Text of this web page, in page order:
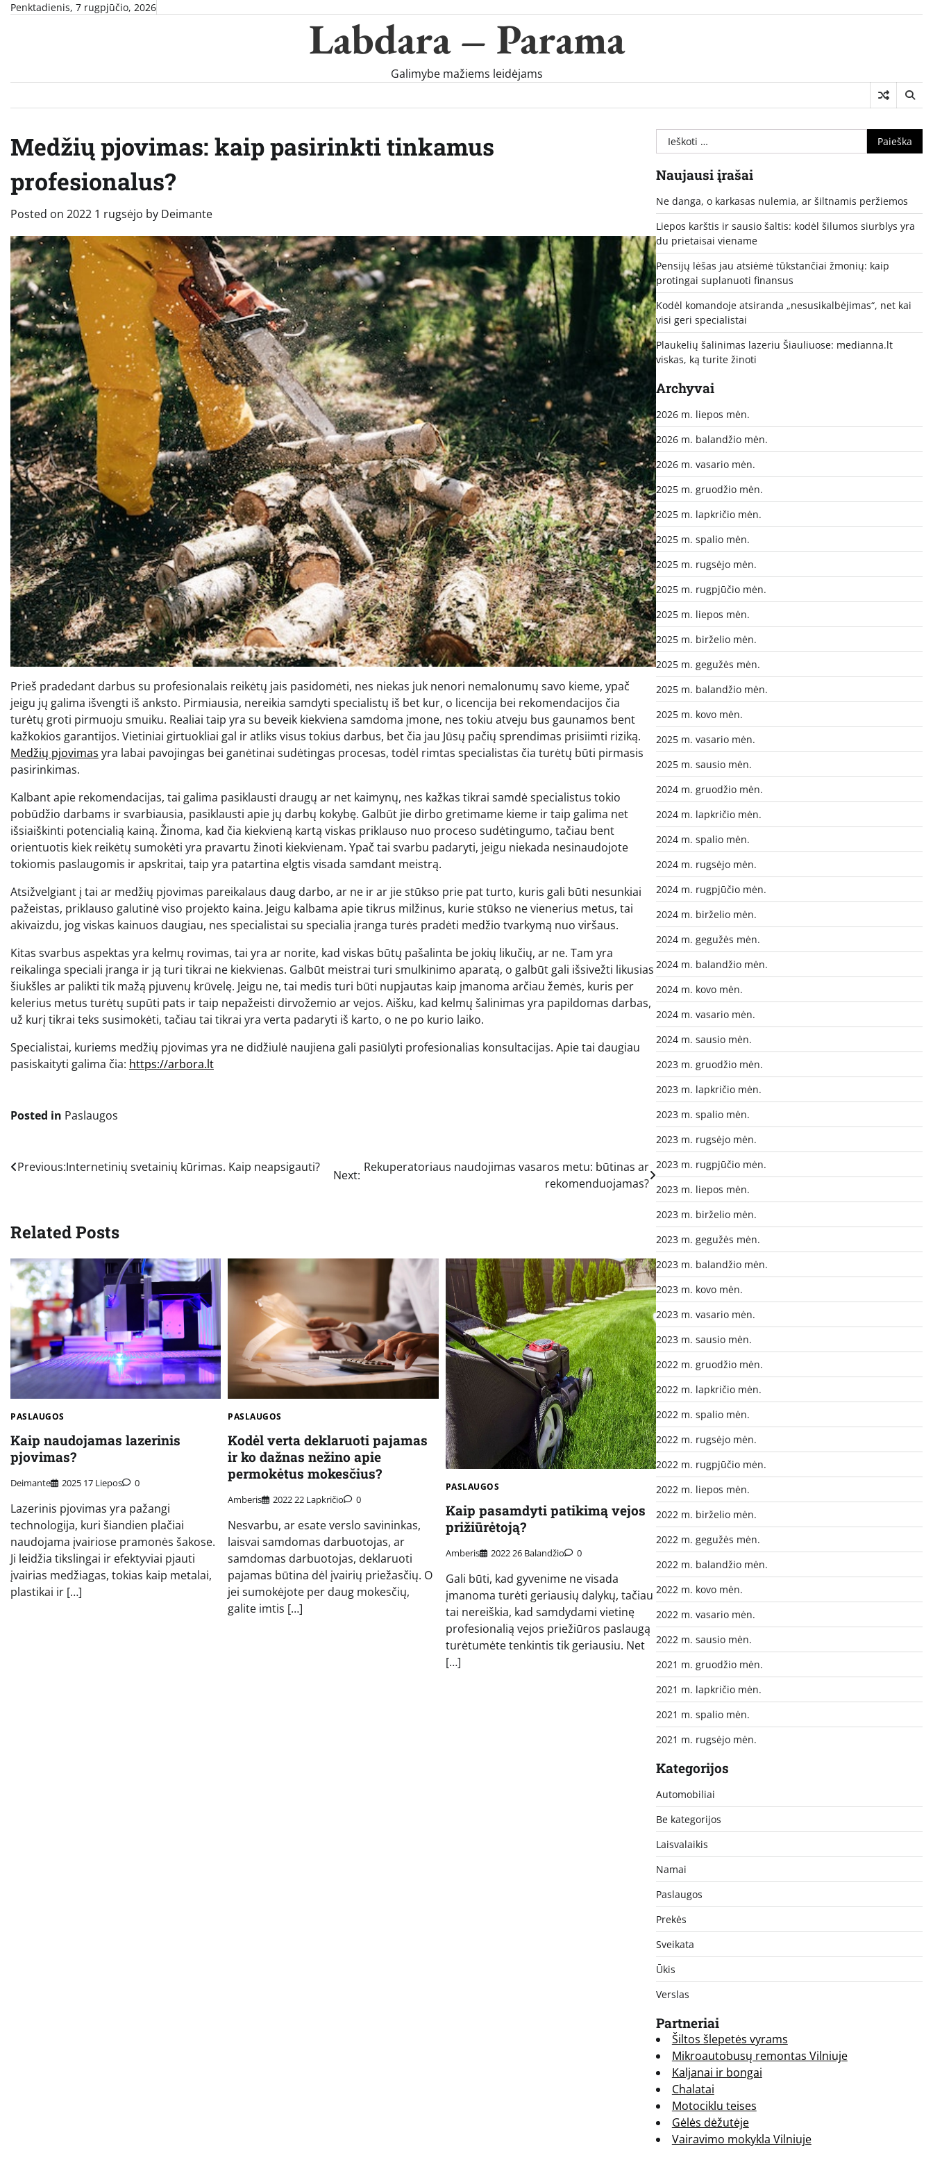
SkipPenktadienis, 7 rugpjūčio, 2026
Labdara – Parama
Galimybe mažiems leidėjams
Medžių pjovimas: kaip pasirinkti tinkamus
profesionalus?
Posted on 2022 1 rugsėjo by Deimante
Prieš pradedant darbus su profesionalais reikėtų jais pasidomėti, nes niekas juk nenori nemalonumų savo kieme, ypač
jeigu jų galima išvengti iš anksto. Pirmiausia, nereikia samdyti specialistų iš bet kur, o licencija bei rekomendacijos čia
turėtų groti pirmuoju smuiku. Realiai taip yra su beveik kiekviena samdoma įmone, nes tokiu atveju bus gaunamos bent
kažkokios garantijos. Vietiniai girtuokliai gal ir atliks visus tokius darbus, bet čia jau Jūsų pačių sprendimas prisiimti riziką.
Medžių pjovimas yra labai pavojingas bei ganėtinai sudėtingas procesas, todėl rimtas specialistas čia turėtų būti pirmasis
pasirinkimas.
Kalbant apie rekomendacijas, tai galima pasiklausti draugų ar net kaimynų, nes kažkas tikrai samdė specialistus tokio
pobūdžio darbams ir svarbiausia, pasiklausti apie jų darbų kokybę. Galbūt jie dirbo gretimame kieme ir taip galima net
išsiaiškinti potencialią kainą. Žinoma, kad čia kiekvieną kartą viskas priklauso nuo proceso sudėtingumo, tačiau bent
orientuotis kiek reikėtų sumokėti yra pravartu žinoti kiekvienam. Ypač tai svarbu padaryti, jeigu niekada nesinaudojote
tokiomis paslaugomis ir apskritai, taip yra patartina elgtis visada samdant meistrą.
Atsižvelgiant į tai ar medžių pjovimas pareikalaus daug darbo, ar ne ir ar jie stūkso prie pat turto, kuris gali būti nesunkiai
pažeistas, priklauso galutinė viso projekto kaina. Jeigu kalbama apie tikrus milžinus, kurie stūkso ne vienerius metus, tai
akivaizdu, jog viskas kainuos daugiau, nes specialistai su specialia įranga turės pradėti medžio tvarkymą nuo viršaus.
Kitas svarbus aspektas yra kelmų rovimas, tai yra ar norite, kad viskas būtų pašalinta be jokių likučių, ar ne. Tam yra
reikalinga speciali įranga ir ją turi tikrai ne kiekvienas. Galbūt meistrai turi smulkinimo aparatą, o galbūt gali išsivežti likusias
šiukšles ar palikti tik mažą pjuvenų krūvelę. Jeigu ne, tai medis turi būti nupjautas kaip įmanoma arčiau žemės, kuris per
kelerius metus turėtų supūti pats ir taip nepažeisti dirvožemio ar vejos. Aišku, kad kelmų šalinimas yra papildomas darbas,
už kurį tikrai teks susimokėti, tačiau tai tikrai yra verta padaryti iš karto, o ne po kurio laiko.
Specialistai, kuriems medžių pjovimas yra ne didžiulė naujiena gali pasiūlyti profesionalias konsultacijas. Apie tai daugiau
pasiskaityti galima čia: https://arbora.lt
Posted in Paslaugos
Navigacija
įrašų
Previous:Internetinių svetainių kūrimas. Kaip neapsigauti?
Next:
Rekuperatoriaus naudojimas vasaros metu: būtinas ar
rekomenduojamas?
Related Posts
PASLAUGOS
Kaip naudojamas lazerinis
pjovimas?
Deimante 2025 17 Liepos 0
Lazerinis pjovimas yra pažangi
technologija, kuri šiandien plačiai
naudojama įvairiose pramonės šakose.
Ji leidžia tikslingai ir efektyviai pjauti
įvairias medžiagas, tokias kaip metalai,
plastikai ir […]
PASLAUGOS
Kodėl verta deklaruoti pajamas
ir ko dažnas nežino apie
permokėtus mokesčius?
Amberis 2022 22 Lapkričio 0
Nesvarbu, ar esate verslo savininkas,
laisvai samdomas darbuotojas, ar
samdomas darbuotojas, deklaruoti
pajamas būtina dėl įvairių priežasčių. O
jei sumokėjote per daug mokesčių,
galite imtis […]
PASLAUGOS
Kaip pasamdyti patikimą vejos
prižiūrėtoją?
Amberis 2022 26 Balandžio 0
Gali būti, kad gyvenime ne visada
įmanoma turėti geriausių dalykų, tačiau
tai nereiškia, kad samdydami vietinę
profesionalią vejos priežiūros paslaugą
turėtumėte tenkintis tik geriausiu. Net
[…]
Ieškoti:
Naujausi įrašai
Ne danga, o karkasas nulemia, ar šiltnamis peržiemos
Liepos karštis ir sausio šaltis: kodėl šilumos siurblys yra
du prietaisai viename
Pensijų lėšas jau atsiėmė tūkstančiai žmonių: kaip
protingai suplanuoti finansus
Kodėl komandoje atsiranda „nesusikalbėjimas“, net kai
visi geri specialistai
Plaukelių šalinimas lazeriu Šiauliuose: medianna.lt
viskas, ką turite žinoti
Archyvai
2026 m. liepos mėn.
2026 m. balandžio mėn.
2026 m. vasario mėn.
2025 m. gruodžio mėn.
2025 m. lapkričio mėn.
2025 m. spalio mėn.
2025 m. rugsėjo mėn.
2025 m. rugpjūčio mėn.
2025 m. liepos mėn.
2025 m. birželio mėn.
2025 m. gegužės mėn.
2025 m. balandžio mėn.
2025 m. kovo mėn.
2025 m. vasario mėn.
2025 m. sausio mėn.
2024 m. gruodžio mėn.
2024 m. lapkričio mėn.
2024 m. spalio mėn.
2024 m. rugsėjo mėn.
2024 m. rugpjūčio mėn.
2024 m. birželio mėn.
2024 m. gegužės mėn.
2024 m. balandžio mėn.
2024 m. kovo mėn.
2024 m. vasario mėn.
2024 m. sausio mėn.
2023 m. gruodžio mėn.
2023 m. lapkričio mėn.
2023 m. spalio mėn.
2023 m. rugsėjo mėn.
2023 m. rugpjūčio mėn.
2023 m. liepos mėn.
2023 m. birželio mėn.
2023 m. gegužės mėn.
2023 m. balandžio mėn.
2023 m. kovo mėn.
2023 m. vasario mėn.
2023 m. sausio mėn.
2022 m. gruodžio mėn.
2022 m. lapkričio mėn.
2022 m. spalio mėn.
2022 m. rugsėjo mėn.
2022 m. rugpjūčio mėn.
2022 m. liepos mėn.
2022 m. birželio mėn.
2022 m. gegužės mėn.
2022 m. balandžio mėn.
2022 m. kovo mėn.
2022 m. vasario mėn.
2022 m. sausio mėn.
2021 m. gruodžio mėn.
2021 m. lapkričio mėn.
2021 m. spalio mėn.
2021 m. rugsėjo mėn.
Kategorijos
Automobiliai
Be kategorijos
Laisvalaikis
Namai
Paslaugos
Prekės
Sveikata
Ūkis
Verslas
Partneriai
Šiltos šlepetės vyrams
Mikroautobusų remontas Vilniuje
Kaljanai ir bongai
Chalatai
Motociklu teises
Gėlės dėžutėje
Vairavimo mokykla Vilniuje